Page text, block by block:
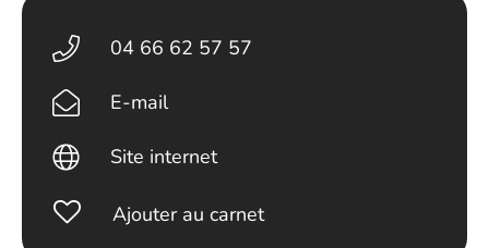
04 66 62 57 57
E-mail
Site internet
Ajouter au carnet